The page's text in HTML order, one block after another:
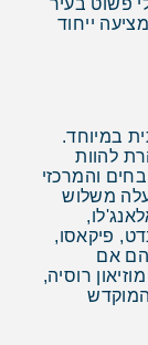
פשוט בעיר
ייחוד
במיוחד.
להוות
והמרכזי
משלוש
פיקאסו,
אם
רוסיה,
המוקדש